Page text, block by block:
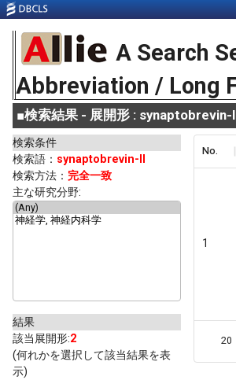
A Search
Abbreviation / Long
■検索結果 - 展開形 : synaptobrevin-
検索条件
検索語： synaptobrevin-II
検索方法： 完全一致
主な研究分野:
結果
該当展開形:2
(何れかを選択して該当結果を表
示)
No.
1
20